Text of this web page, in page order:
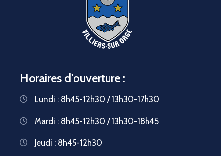
Horaires d'ouverture :
Lundi : 8h45-12h30 / 13h30-17h30
Mardi : 8h45-12h30 / 13h30-18h45
Jeudi : 8h45-12h30